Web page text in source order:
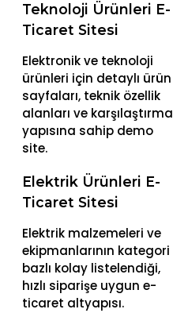
Teknoloji Ürünleri E-
Ticaret Sitesi
Elektronik ve teknoloji
ürünleri için detaylı ürün
sayfaları, teknik özellik
alanları ve karşılaştırma
yapısına sahip demo
site.
Elektrik Ürünleri E-
Ticaret Sitesi
Elektrik malzemeleri ve
ekipmanlarının kategori
bazlı kolay listelendiği,
hızlı siparişe uygun e-
ticaret altyapısı.